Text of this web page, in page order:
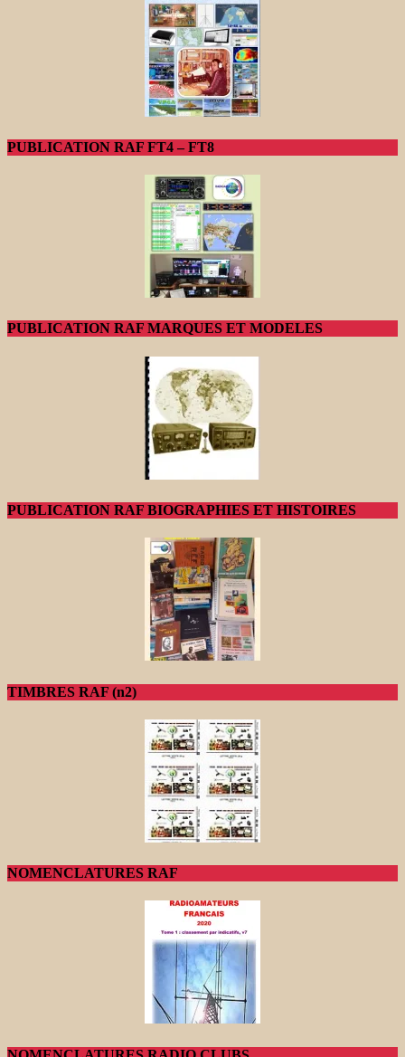
PUBLICATION RAF FT4 – FT8
PUBLICATION RAF MARQUES ET MODELES
PUBLICATION RAF BIOGRAPHIES ET HISTOIRES
TIMBRES RAF (n2)
NOMENCLATURES RAF